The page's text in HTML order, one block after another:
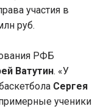
участия в
руб.
РФБ
Ватутин. «У
Сергея
ученики